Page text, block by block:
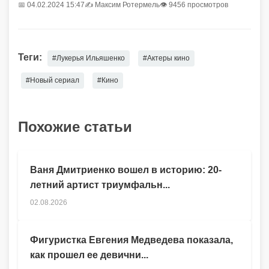
📅 04.02.2024 15:47✍️ Максим Ротермель👁 9456 просмотров
Теги: #Лукерья Ильяшенко #Актеры кино
#Новый сериал #Кино
Похожие статьи
Ваня Дмитриенко вошел в историю: 20-
летний артист триумфальн...
02.08.2026
Фигуристка Евгения Медведева показала,
как прошел ее девични...